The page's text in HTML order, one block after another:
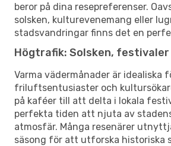
beror på dina resepreferenser.
solsken, kulturevenemang eller
stadsvandringar finns det en
Högtrafik: Solsken,
Varma vädermånader är idealiska
friluftsentusiaster och
på kaféer till att delta i lokala
perfekta tiden att njuta av
atmosfär. Många resenärer
säsong för att utforska historiska